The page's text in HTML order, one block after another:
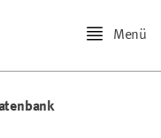
Menü